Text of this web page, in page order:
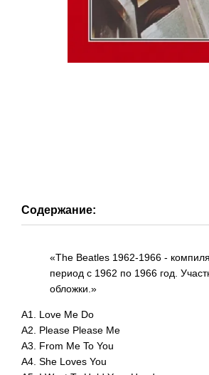
Содержание:
«The Beatles 1962-1966 -
период с 1962 по 1966 год.
обложки.»
A1. Love Me Do
A2. Please Please Me
A3. From Me To You
A4. She Loves You